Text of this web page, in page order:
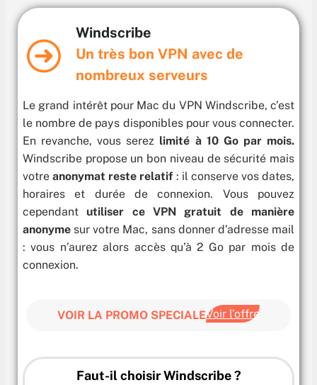
Windscribe
Un très bon VPN avec de
nombreux serveurs
Le grand intérêt pour Mac du VPN Windscribe, c’est
le nombre de pays disponibles pour vous connecter.
En revanche, vous serez limité à 10 Go par mois.
Windscribe propose un bon niveau de sécurité mais
votreanonymat reste relatif : il conserve vos dates,
horaires et durée de connexion. Vous pouvez
cependant utiliser ce VPN gratuit de manière
anonyme sur votre Mac, sans donner d’adresse mail
: vous n’aurez alors accès qu’à 2 Go par mois de
connexion.
VOIR LA PROMO SPECIALEVoir l’offre
Faut-il choisir Windscribe ?